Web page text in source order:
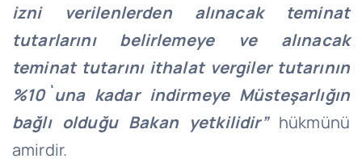
izni verilenlerden alınacak teminat
tutarlarını belirlemeye ve alınacak
teminat tutarını ithalat vergiler tutarının
%10`una kadar indirmeye Müsteşarlığın
bağlı olduğu Bakan yetkilidir” hükmünü
amirdir.